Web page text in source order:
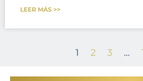
LEER MÁS >>
1 2 3 …